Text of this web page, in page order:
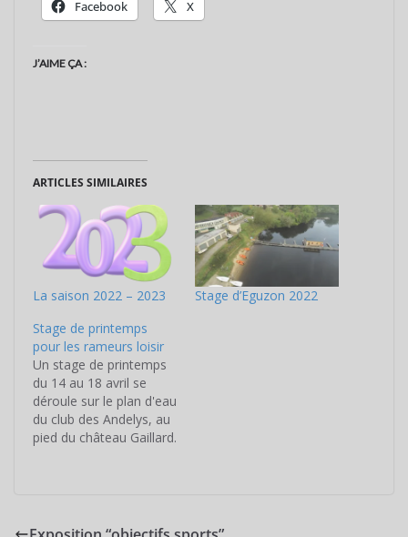
Facebook X
J’AIME ÇA :
ARTICLES SIMILAIRES
La saison 2022 – 2023
Stage d’Eguzon 2022
Stage de printemps
pour les rameurs loisir
Un stage de printemps
du 14 au 18 avril se
déroule sur le plan d'eau
du club des Andelys, au
pied du château Gaillard.